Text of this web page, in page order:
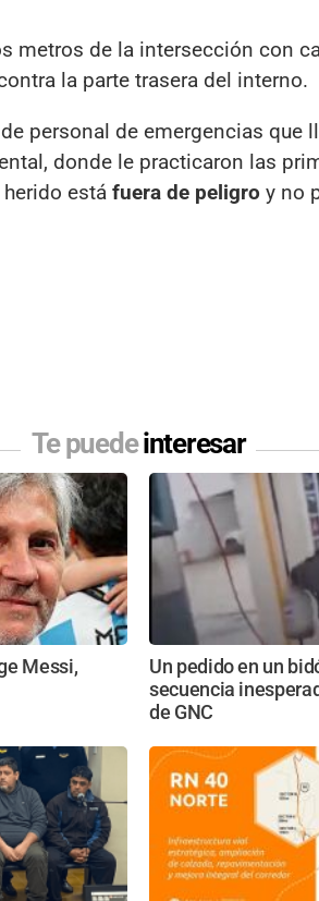
metros de la intersección con
la parte trasera del interno.
personal de emergencias que
donde le practicaron las
está fuera de peligro y no
Te puedeinteresar
Messi,
Un pedido en un
secuencia
de GNC